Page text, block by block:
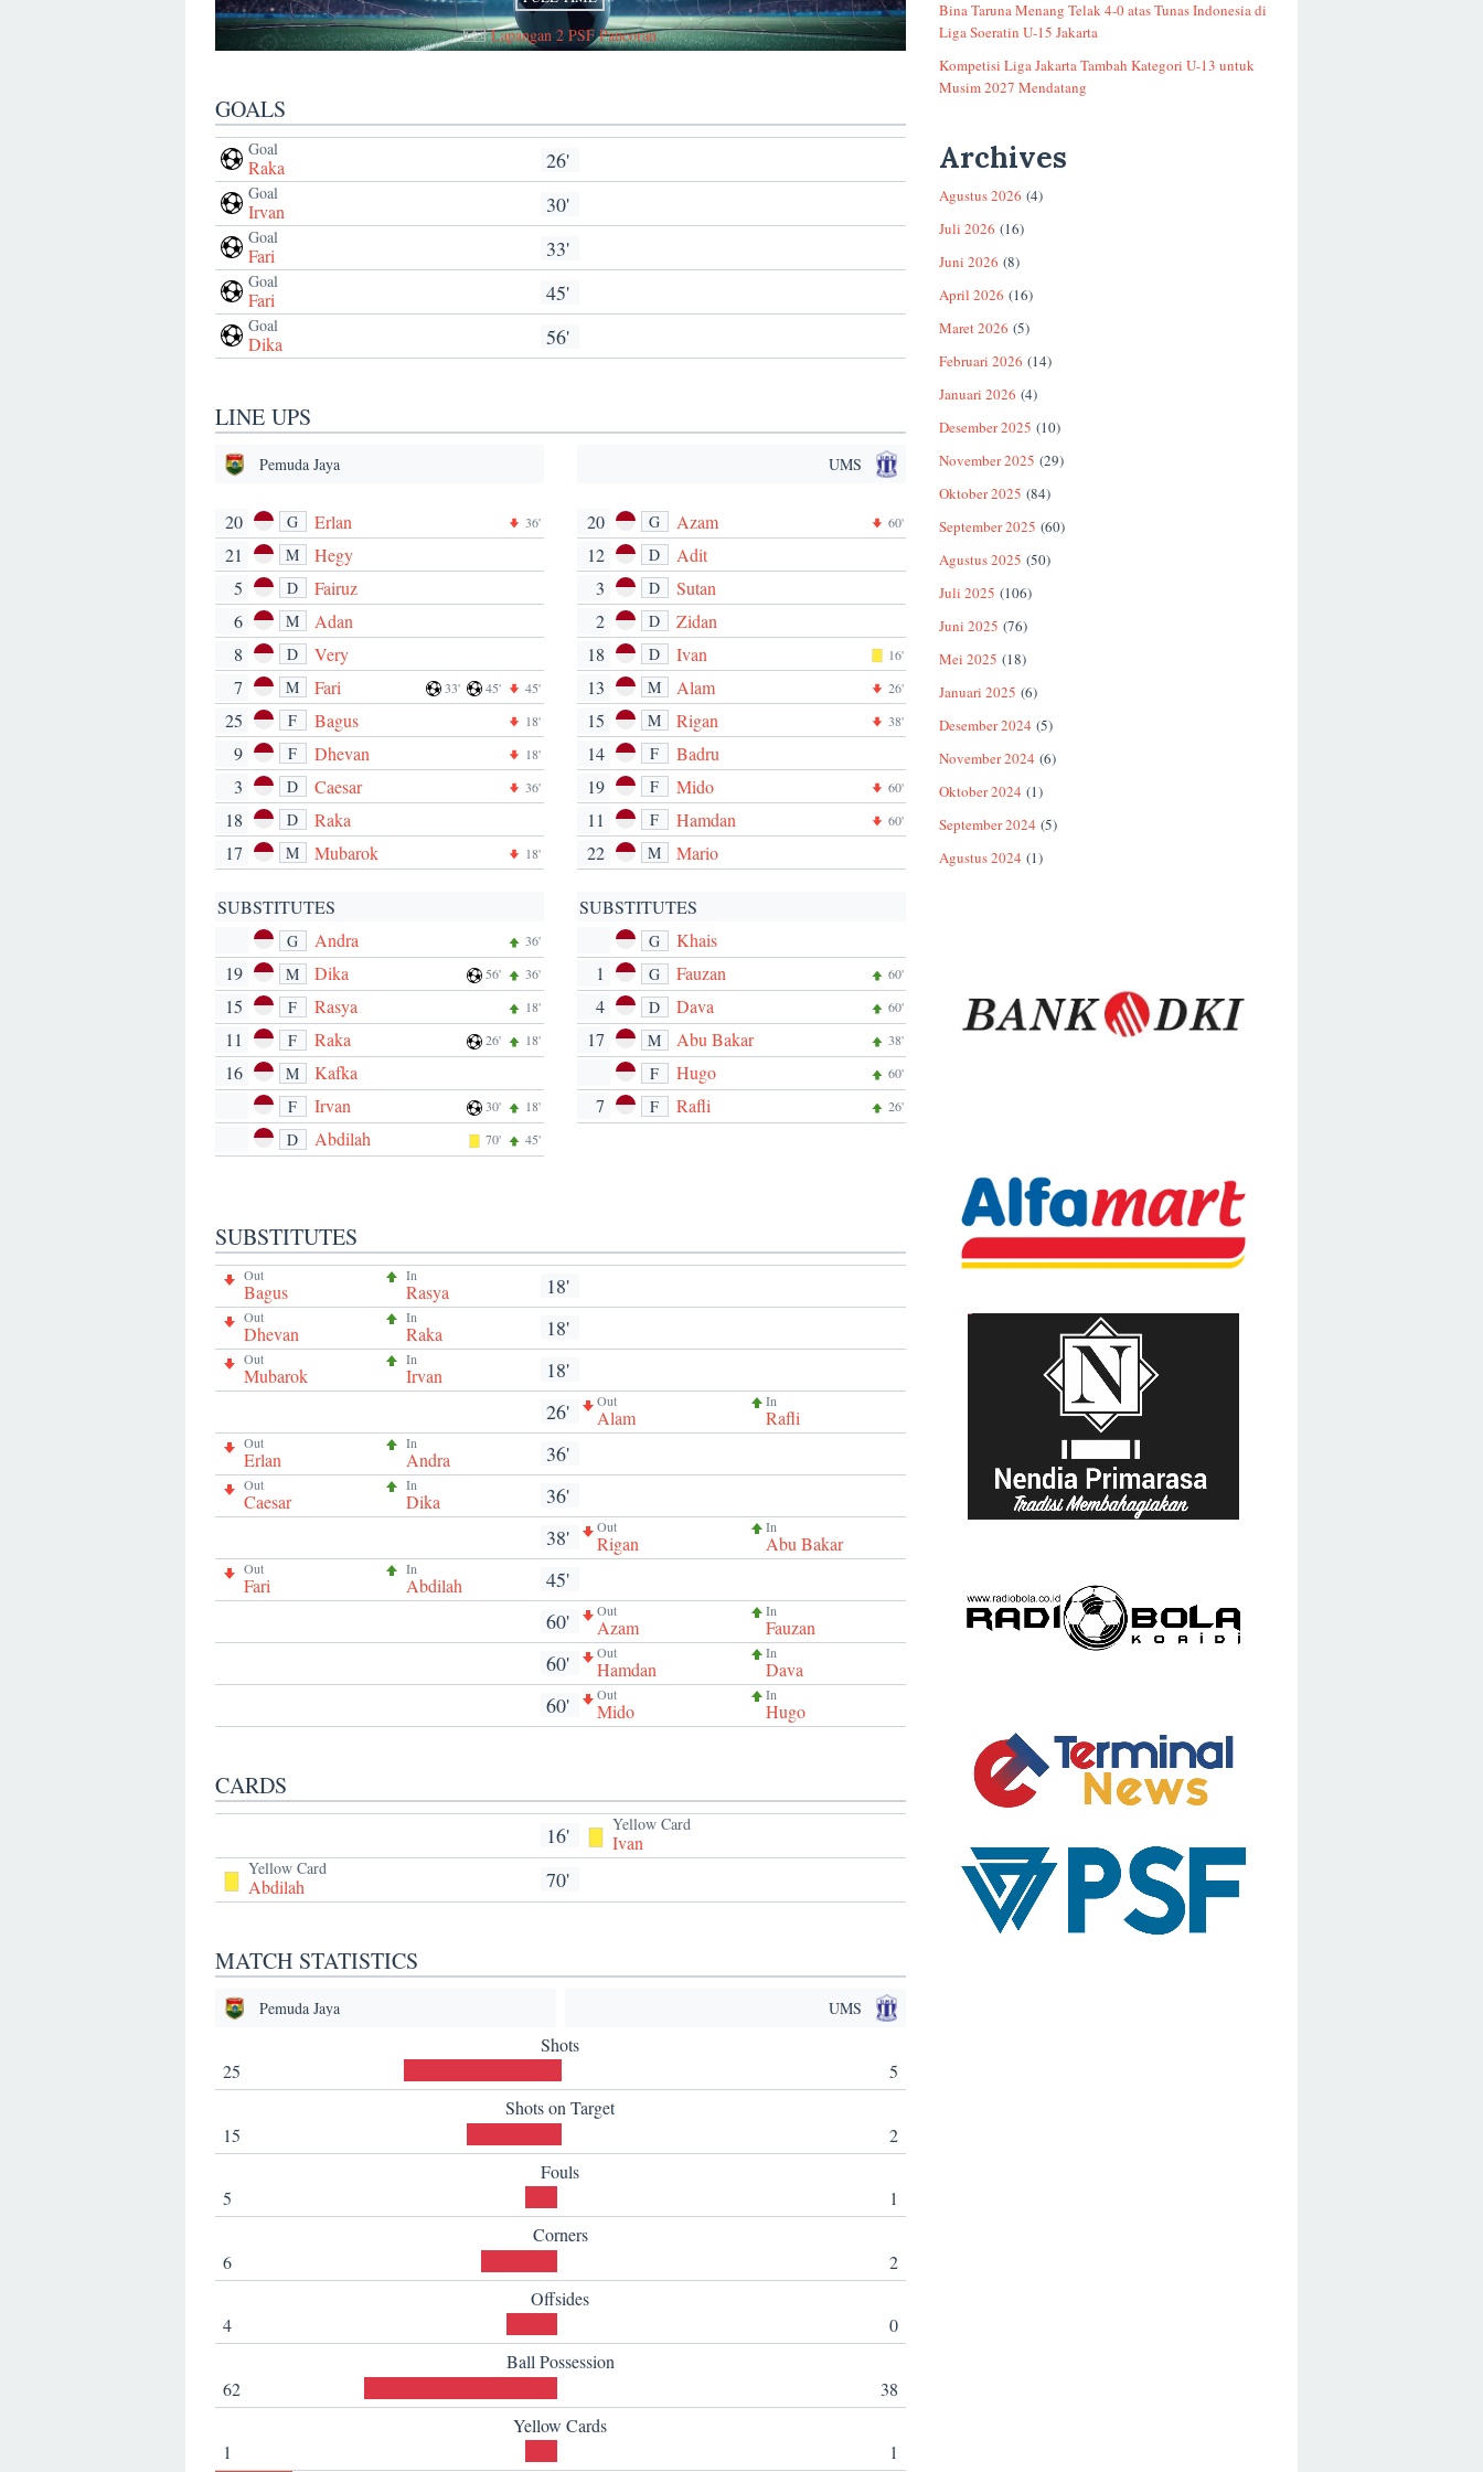
Lapangan 2 PSF Pancoran
GOALS
Goal
Raka 26'
Goal
Irvan 30'
Goal
Fari 33'
Goal
Fari 45'
Goal
Dika 56'
LINE UPS
Pemuda Jaya
20 G Erlan 36'
21 M
Hegy
5
D
Fairuz
6
M
Adan
8
D
Very
7
M Fari 33' 45' 45'
25 F Bagus 18'
9 F Dhevan 18'
3 D Caesar 36'
18 D
Raka
17
M Mubarok 18'
SUBSTITUTES
G Andra 36'
19 M Dika 56' 36'
15 F Rasya 18'
11 F Raka 26' 18'
16 M Kafka
F Irvan 30' 18'
D Abdilah 70' 45'
UMS
20 G Azam 60'
12 D
Adit
3
D
Sutan
2
D
Zidan
18
D Ivan 16'
13 M Alam 26'
15 M Rigan 38'
14 F
Badru
19
F Mido 60'
11 F Hamdan 60'
22 M Mario
SUBSTITUTES
G
Khais
1
G Fauzan 60'
4 D Dava 60'
17 M Abu Bakar 38'
F Hugo 60'
7 F Rafli 26'
SUBSTITUTES
Out
Bagus
In
Rasya 18'
Out
Dhevan
In
Raka 18'
Out
Mubarok
In
Irvan
18'
26'
Out
Alam
In
Rafli
Out
Erlan
In
Andra 36'
Out
Caesar
In
Dika
36'
38'
Out
Rigan
In
Abu Bakar
Out
Fari
In
Abdilah
45'
60'
Out
Azam
In
Fauzan
60' Out
Hamdan
In
Dava
60' Out
Mido
In
Hugo
CARDS
16' Yellow Card
Ivan
Yellow Card
Abdilah 70'
MATCH STATISTICS
Pemuda Jaya UMS
Shots
25
5
Shots on Target
15
2
Fouls
5
1
Corners
6
2
Offsides
4
0
Ball Possession
62
38
Yellow Cards
1
1
Bina Taruna Menang Telak 4-0 atas Tunas Indonesia di
Liga Soeratin U-15 Jakarta
Kompetisi Liga Jakarta Tambah Kategori U-13 untuk
Musim 2027 Mendatang
Archives
Agustus 2026 (4)
Juli 2026 (16)
Juni 2026 (8)
April 2026 (16)
Maret 2026 (5)
Februari 2026 (14)
Januari 2026 (4)
Desember 2025 (10)
November 2025 (29)
Oktober 2025 (84)
September 2025 (60)
Agustus 2025 (50)
Juli 2025 (106)
Juni 2025 (76)
Mei 2025 (18)
Januari 2025 (6)
Desember 2024 (5)
November 2024 (6)
Oktober 2024 (1)
September 2024 (5)
Agustus 2024 (1)